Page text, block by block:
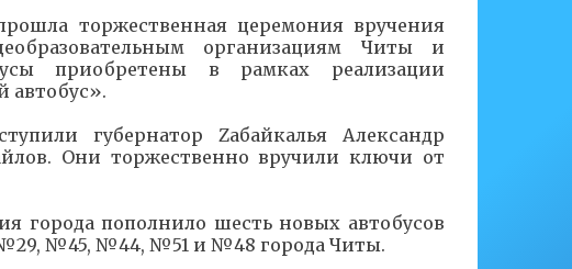
торжественная церемония вручения
организациям Читы и
приобретены в рамках реализации
губернатор Zабайкалья Александр
Они торжественно вручили ключи от
города пополнило шесть новых автобусов
№45, №44, №51 и №48 города Читы.